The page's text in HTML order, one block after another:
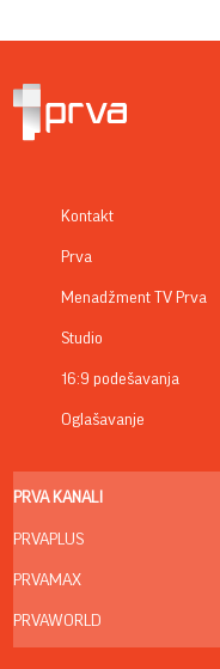
Kontakt
Prva
Menadžment TV Prva
Studio
16:9 podešavanja
Oglašavanje
PRVA KANALI
PRVAPLUS
PRVAMAX
PRVAWORLD